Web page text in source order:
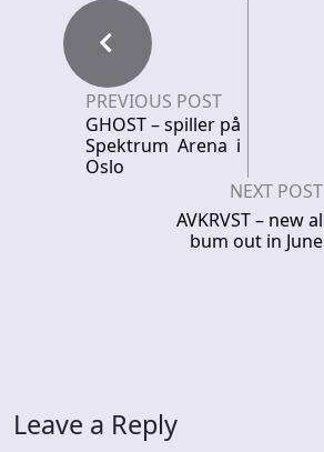
PREVIOUS POST
GHOST – spiller på
Spektrum Arena i
Oslo
NEXT POST
AVKRVST – new al
bum out in June
Leave a Reply